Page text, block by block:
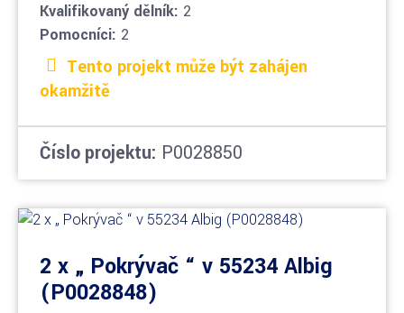
Kvalifikovaný dělník: 2
Pomocníci: 2
Tento projekt může být zahájen
okamžitě
Číslo projektu: P0028850
2 x „ Pokrývač “ v 55234 Albig
(P0028848)